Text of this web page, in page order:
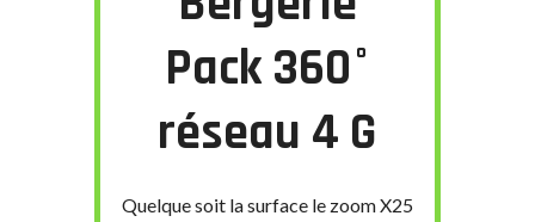
Pack 360°
réseau 4 G
Quelque soit la surface le zoom X25